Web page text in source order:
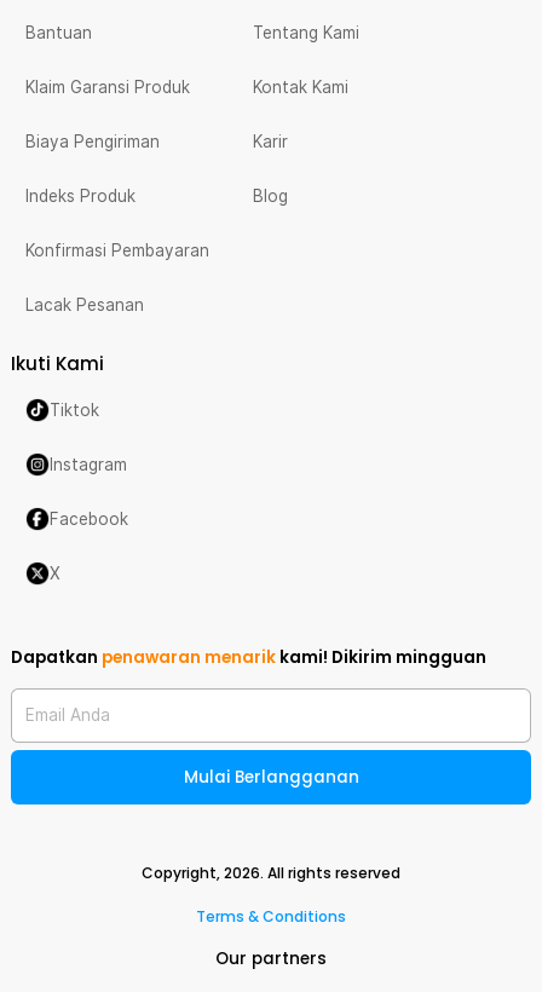
Bantuan
Klaim Garansi Produk
Biaya Pengiriman
Indeks Produk
Konfirmasi Pembayaran
Lacak Pesanan
Tentang Kami
Kontak Kami
Karir
Blog
Ikuti Kami
Tiktok
Instagram
Facebook
X
Dapatkan penawaran menarik kami! Dikirim mingguan
Email Anda
Mulai Berlangganan
Copyright,2026. All rights reserved
Terms & Conditions
Our partners